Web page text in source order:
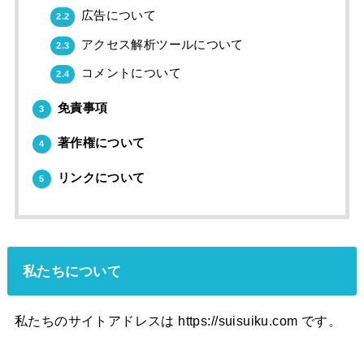
2.2 広告について
2.3 アクセス解析ツールについて
2.4 コメントについて
3 免責事項
4 著作権について
5 リンクについて
私たちについて
私たちのサイトアドレスは https://suisuiku.com です。